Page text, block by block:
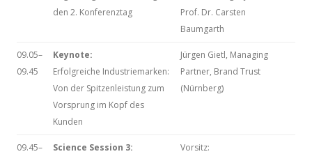
den 2. Konferenztag
Prof. Dr. Carsten
Baumgarth
09.05–
09.45
Keynote:
Erfolgreiche Industriemarken:
Von der Spitzenleistung zum
Vorsprung im Kopf des
Kunden
Jürgen Gietl, Managing
Partner, Brand Trust
(Nürnberg)
09.45–
Science Session 3:
Vorsitz: